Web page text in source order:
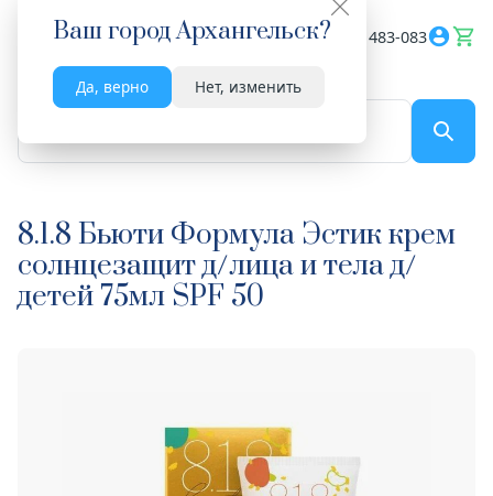
Ваш городАрхангельск?
Да, верно Нет, изменить
Весь сайт 8182 483-083
8.1.8 Бьюти Формула Эстик крем
солнцезащит д/лица и тела д/
детей 75мл SPF 50